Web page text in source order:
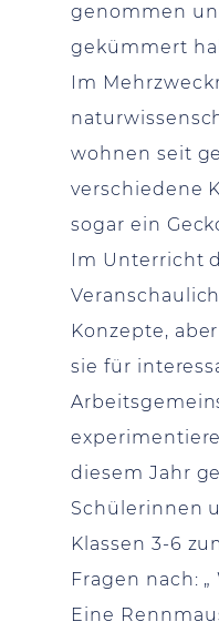
genommen
gekümmert
Im
wohnen seit
verschiedene
sogar ein
Im Unterricht
Konzepte,
sie für
diesem Jahr
Schülerinnen
Klassen 3-6
Fragen nach:
Eine